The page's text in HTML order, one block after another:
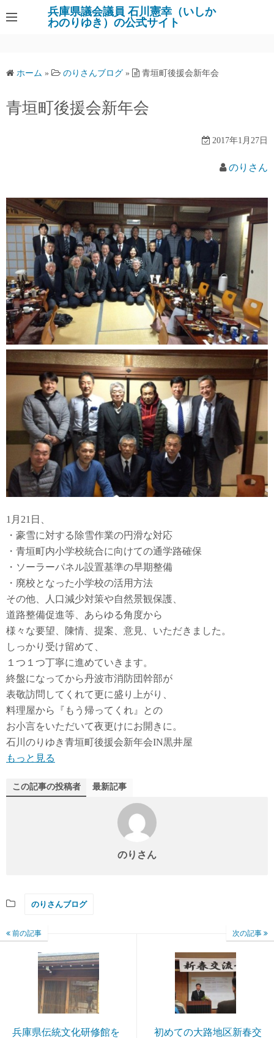
ン
ツ
ス
兵庫県議会議員 石川憲幸（いしか
わのりゆき）の公式サイト
ホーム » のりさんブログ » 青垣町後援会新年会
青垣町後援会新年会
2017年1月27日
のりさん
1月21日、
・豪雪に対する除雪作業の円滑な対応
・青垣町内小学校統合に向けての通学路確保
・ソーラーパネル設置基準の早期整備
・廃校となった小学校の活用方法
その他、人口減少対策や自然景観保護、
道路整備促進等、あらゆる角度から
様々な要望、陳情、提案、意見、いただきました。
しっかり受け留めて、
１つ１つ丁寧に進めていきます。
終盤になってから丹波市消防団幹部が
表敬訪問してくれて更に盛り上がり、
料理屋から『もう帰ってくれ』との
お小言をいただいて夜更けにお開きに。
石川のりゆき青垣町後援会新年会IN黒井屋
もっと見る
この記事の投稿者 最新記事
のりさん
のりさんブログ
前の記事
兵庫県伝統文化研修館を
次の記事
初めての大路地区新春交